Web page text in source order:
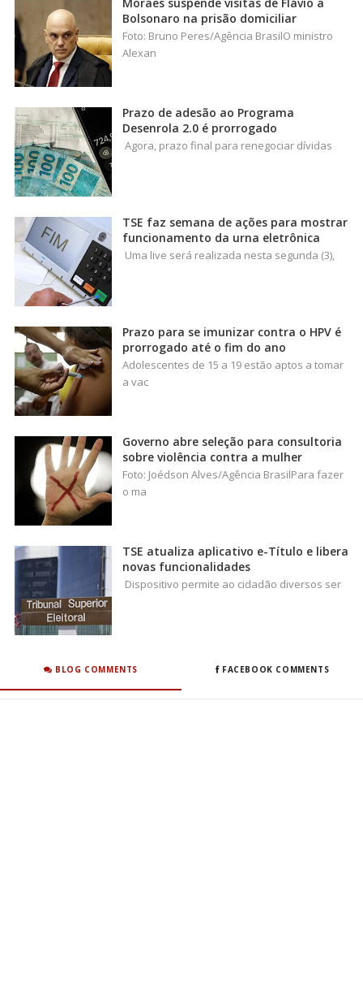
Bolsonaro na prisão domiciliar
Foto: Bruno Peres/Agência BrasilO ministro
Alexan
Prazo de adesão ao Programa
Desenrola 2.0 é prorrogado
Agora, prazo final para renegociar dívidas
TSE faz semana de ações para mostrar
funcionamento da urna eletrônica
Uma live será realizada nesta segunda (3),
Prazo para se imunizar contra o HPV é
prorrogado até o fim do ano
Adolescentes de 15 a 19 estão aptos a tomar
a vac
Governo abre seleção para consultoria
sobre violência contra a mulher
Foto: Joédson Alves/Agência BrasilPara fazer
o ma
TSE atualiza aplicativo e-Título e libera
novas funcionalidades
Dispositivo permite ao cidadão diversos ser
BLOG COMMENTS FACEBOOK COMMENTS